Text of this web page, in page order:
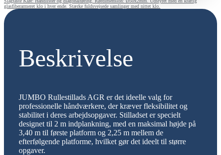
glasfiberarmeret klo i hver ende. Stærke fuldsvejsede samlinger med nittet klo.
Beskrivelse
JUMBO Rullestillads AGR er det ideelle valg for
professionelle håndværkere, der kræver fleksibilitet og
stabilitet i deres arbejdsopgaver. Stilladset er specielt
designet til 2 m indplankning, med en maksimal højde på
3,40 m til første platform og 2,25 m mellem de
efterfølgende platforme, hvilket gør det ideelt til større
opgaver.